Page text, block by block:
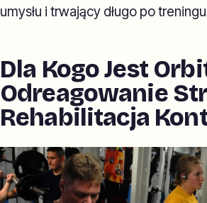
umysłu i trwający długo po
Dla Kogo Jest
Odreagowanie
Rehabilitacja